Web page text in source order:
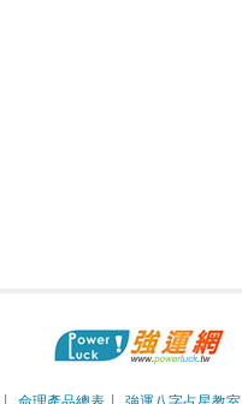
命理產品總表 強運八字占星教室